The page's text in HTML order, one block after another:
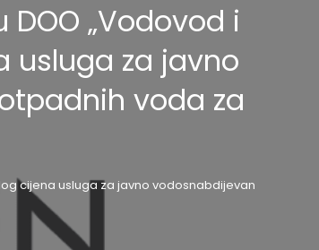
„Vodovod i
usluga za javno
voda za
cijena usluga za javno vodosnabdijevanje i